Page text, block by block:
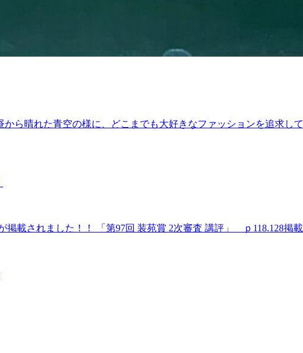
から晴れた青空の様に、どこまでも大好きなファッションを追求し
掲載されました！！ 「第97回 装苑賞 2次審査 講評」 ｐ118.128